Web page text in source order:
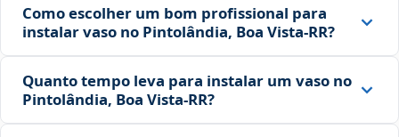
Como escolher um bom profissional para
instalar vaso no Pintolândia, Boa Vista‑RR?
Quanto tempo leva para instalar um vaso no
Pintolândia, Boa Vista‑RR?